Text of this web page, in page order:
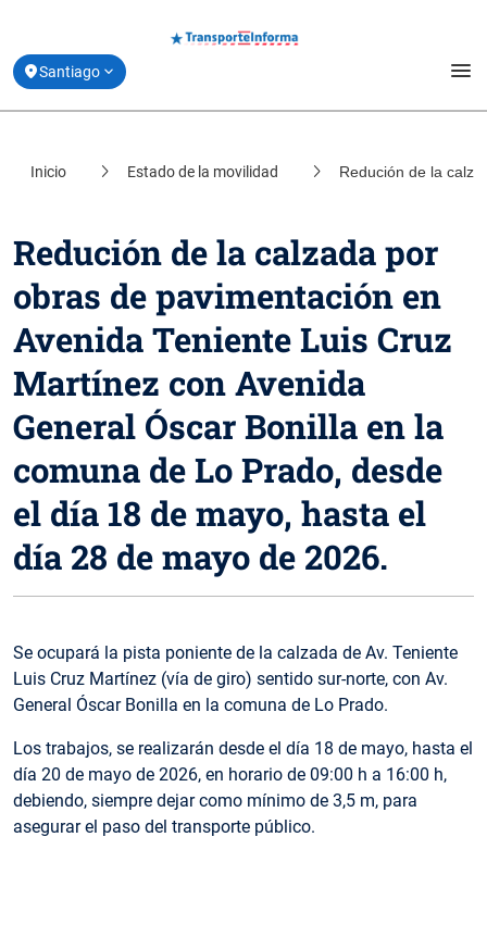
Santiago menu
Derribando Mitos
Centro de ayuda
Acerca de Transporte Informa
location_onCoquimbo
location_on
location_onLos Lagos
Inicio Estado de la movilidad Redución de la
Redución de la calzada por
obras de pavimentación en
Avenida Teniente Luis Cruz
Martínez con Avenida
General Óscar Bonilla en la
comuna de Lo Prado, desde
el día 18 de mayo, hasta el
día 28 de mayo de 2026.
Se ocupará la pista poniente de la calzada de Av. Teniente
Luis Cruz Martínez (vía de giro) sentido sur-norte, con Av.
General Óscar Bonilla en la comuna de Lo Prado.
Los trabajos, se realizarán desde el día 18 de mayo, hasta el
día 20 de mayo de 2026, en horario de 09:00 h a 16:00 h,
debiendo, siempre dejar como mínimo de 3,5 m, para
asegurar el paso del transporte público.